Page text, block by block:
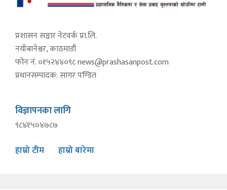
प्रशासन सञ्चार नेटवर्क प्रा.लि.
नयाँबानेश्वर, काठमाडौं
फोन नं. ०१५२४४०९८news@prashasanpost.com
प्रधानसम्पादक: सागर पण्डित
विज्ञापनका लागि
९८४१५०४७८७
हाम्रो टीम हाम्रो बारेमा